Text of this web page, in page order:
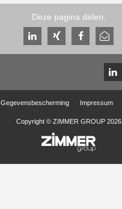
Deze pagina delen:
Gegevensbescherming Impressum
Copyright © ZIMMER GROUP 2026